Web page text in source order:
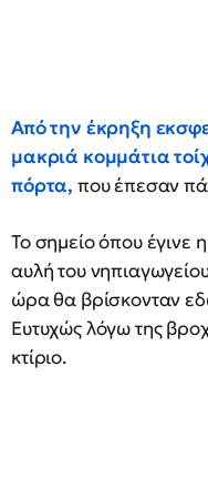
Από την έκρηξη
μακριά κομμάτια
πόρτα, που έπεσαν
Το σημείο όπου έγινε
αυλή του
ώρα θα βρίσκονταν
Ευτυχώς λόγω της
κτίριο.